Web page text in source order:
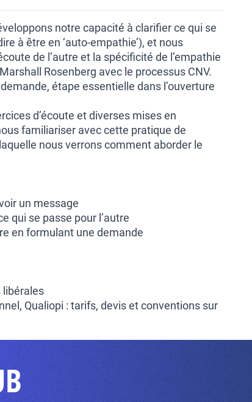
notre capacité à clarifier ce qui se
à être en ‘auto-empathie’), et nous
de l’autre et la spécificité de l’empathie
Rosenberg avec le processus CNV.
étape essentielle dans l’ouverture
d’écoute et diverses mises en
familiariser avec cette pratique de
nous verrons comment aborder le
un message
qui se passe pour l’autre
en formulant une demande
libérales
Qualiopi : tarifs, devis et conventions sur